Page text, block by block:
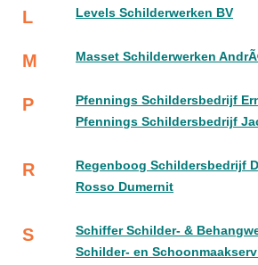
L Levels Schilderwerken BV
M Masset Schilderwerken
P
Pfennings Schildersbedrijf
Pfennings Schildersbedrijf
R
Regenboog Schildersbedrijf
Rosso Dumernit
S
Schiffer Schilder- &
Schilder- en